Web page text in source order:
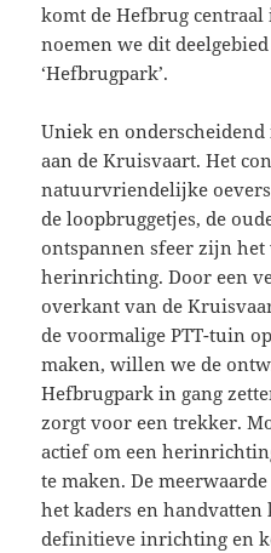
komt de Hefbrug
noemen we dit
‘Hefbrugpark’.
Uniek en
aan de Kruisvaart. Het
natuurvriendelijke
de loopbruggetjes, de
ontspannen sfeer zijn
herinrichting. Door een
overkant van de
de voormalige PTT-tuin
maken, willen we de
Hefbrugpark in gang
zorgt voor een trekker.
actief om een
te maken. De
het kaders en
definitieve inrichting en